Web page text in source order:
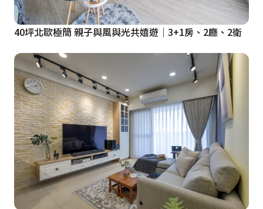
40坪北歐極簡 親子與風與光共嬉遊｜3+1房、2廳、2衛